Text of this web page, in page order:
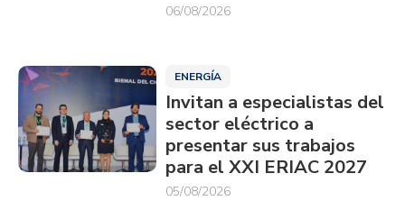
06/08/2026
ENERGÍA
Invitan a especialistas del
sector eléctrico a
presentar sus trabajos
para el XXI ERIAC 2027
05/08/2026